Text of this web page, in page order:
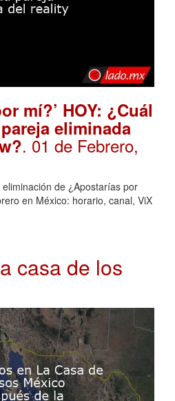
mí?’ HOY: ¿Cuál
eliminada
. 01 de Febrero,
de ¿Apostarías por
en México: horario, canal, ViX
casa de los